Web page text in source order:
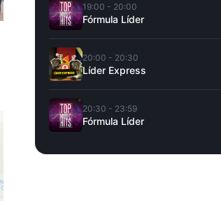
19:00 - 20:00
Fórmula Líder
20:00 - 20:30
Líder Express
20:30 - 23:59
Fórmula Líder